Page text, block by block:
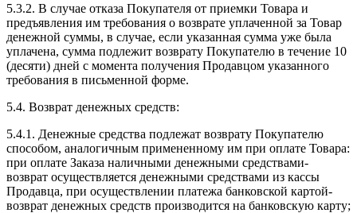
5.3.2. В случае отказа Покупателя от приемки Товара и
предъявления им требования о возврате уплаченной за Товар
денежной суммы, в случае, если указанная сумма уже была
уплачена, сумма подлежит возврату Покупателю в течение 10
(десяти) дней с момента получения Продавцом указанного
требования в письменной форме.
5.4. Возврат денежных средств:
5.4.1. Денежные средства подлежат возврату Покупателю
способом, аналогичным примененному им при оплате Товара:
при оплате Заказа наличными денежными средствами-
возврат осуществляется денежными средствами из кассы
Продавца, при осуществлении платежа банковской картой-
возврат денежных средств производится на банковскую карту;